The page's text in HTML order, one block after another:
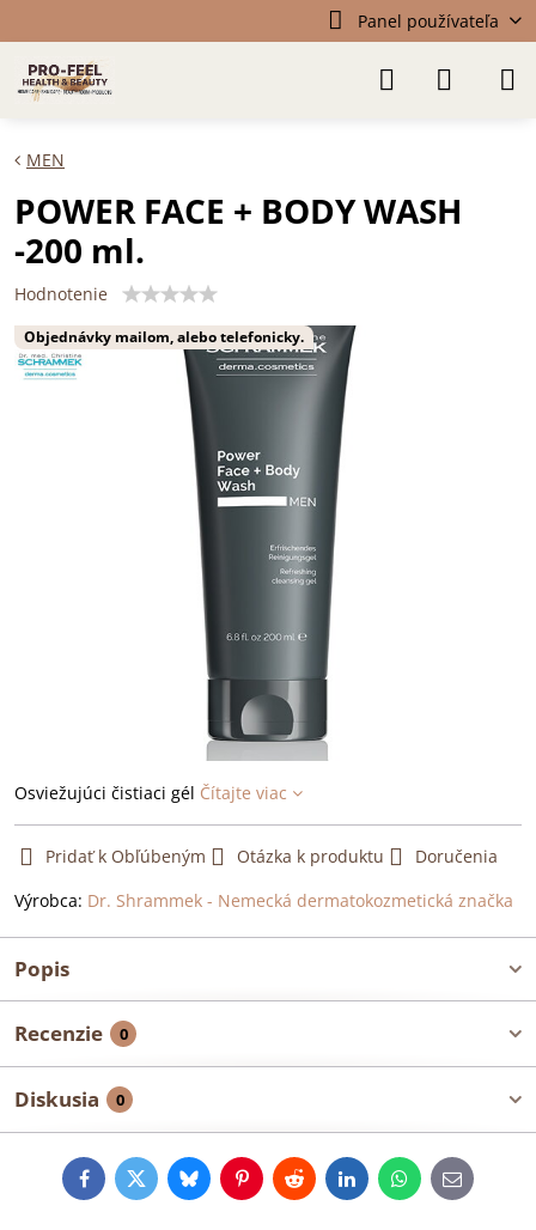
Panel používateľa
Objednávky mailom, alebo telefonicky.
MEN
POWER FACE + BODY WASH
-200 ml.
Hodnotenie
Osviežujúci čistiaci gél Čítajte viac
Pridať k Obľúbeným Otázka k produktu
Doručenia
Výrobca: Dr. Shrammek - Nemecká dermatokozmetická značka
Popis
Recenzie 0
Diskusia 0
FacebookTwitterBlueskyPinterestRedditLinkedInWhatsApp
E-
mail